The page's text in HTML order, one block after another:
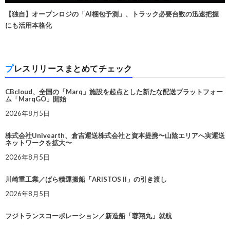
【独自】オープンロジの「AI梱包予測」、トラック必要台数の迅速把握
にも活用本格化
プレスリリースまとめてチェック
CBcloud、全国の「Marq」施設を起点とした新たな配送プラットフォー
ム「MarqGO」開始
2026年8月5日
株式会社Univearth、倉吉運送株式会社と資本提携〜山陰エリアへ実運送
ネットワークを拡大〜
2026年8月5日
川崎重工業／ばら積運搬船「ARISTOS II」の引き渡し
2026年8月5日
フジトランスコーポレーション／新造船「蓉翔丸」就航